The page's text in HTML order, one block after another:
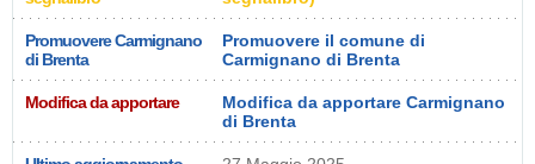
Promuovere Carmignano
di Brenta
Promuovere il comune di
Carmignano di Brenta
Modifica da apportare
Modifica da apportare Carmignano
di Brenta